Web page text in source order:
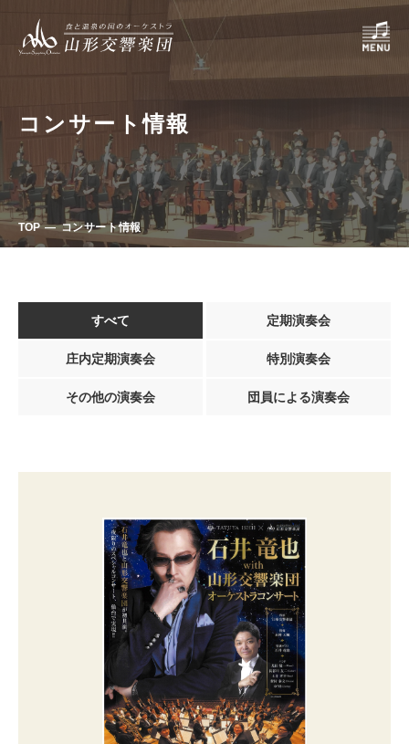
コンサート情報
TOP コンサート情報
すべて 定期演奏会
庄内定期演奏会 特別演奏会
その他の演奏会 団員による演奏会